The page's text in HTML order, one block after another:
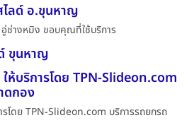
ไลด์ อ.ขุนหาญ
ช่างหมิง ขอบคุณที่ใช้บริการ
ขุนหาญ
ห้บริการโดย TPN-Slideon.com
ดกอง
รโดย TPN-Slideon.com บริการรถยกรถ